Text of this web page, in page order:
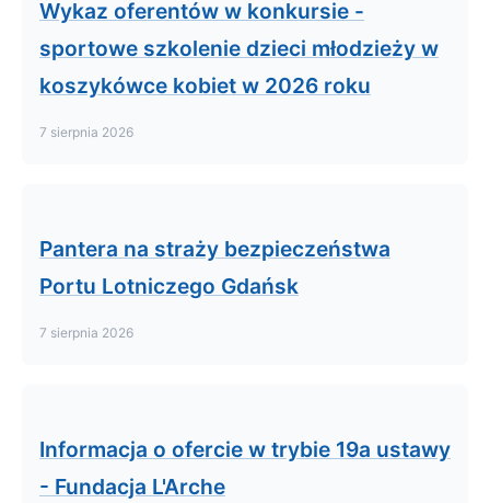
Wykaz oferentów w konkursie -
sportowe szkolenie dzieci młodzieży w
koszykówce kobiet w 2026 roku
7 sierpnia 2026
Pantera na straży bezpieczeństwa
Portu Lotniczego Gdańsk
7 sierpnia 2026
Informacja o ofercie w trybie 19a ustawy
- Fundacja L'Arche